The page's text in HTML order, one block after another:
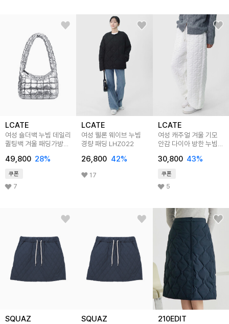
LCATE
여성 숄더백 누빔 데일리
퀼팅백 겨울 패딩가방
49,800 28%
쿠폰
7
LCATE
여성 웰론 웨이브 누빔
경량 패딩 LHZ022
26,800 42%
17
LCATE
여성 캐주얼 겨울 기모
안감 다이아 방한 누빔
30,800 43%
쿠폰
5
SQUAZ SQUAZ 210EDIT